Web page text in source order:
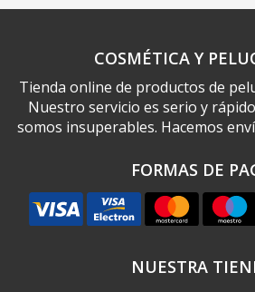
COSMÉTICA Y
Tienda online de productos de
Nuestro servicio es serio y
somos insuperables. Hacemos
FORMAS DE
NUESTRA